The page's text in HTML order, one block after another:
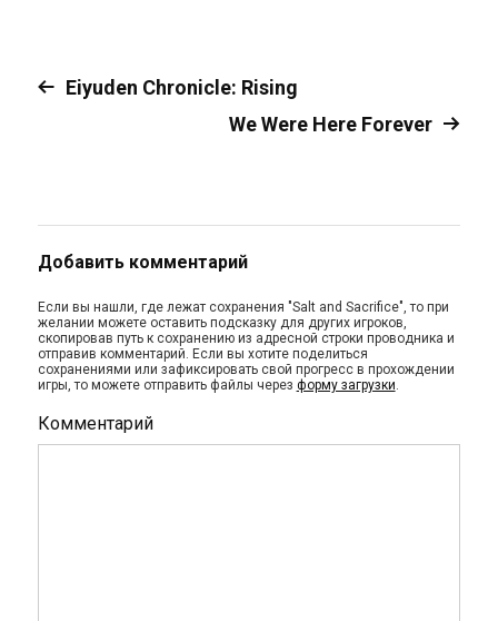
Eiyuden Chronicle: Rising
We Were Here Forever
Добавить комментарий
Если вы нашли, где лежат сохранения "Salt and Sacrifice", то при
желании можете оставить подсказку для других игроков,
скопировав путь к сохранению из адресной строки проводника и
отправив комментарий. Если вы хотите поделиться
сохранениями или зафиксировать свой прогресс в прохождении
игры, то можете отправить файлы через форму загрузки.
Комментарий